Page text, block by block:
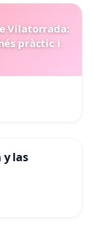
Vilatorrada:
pràctic i
y las